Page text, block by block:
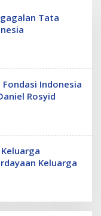
Tata
Fondasi Indonesia
Rosyid
Keluarga